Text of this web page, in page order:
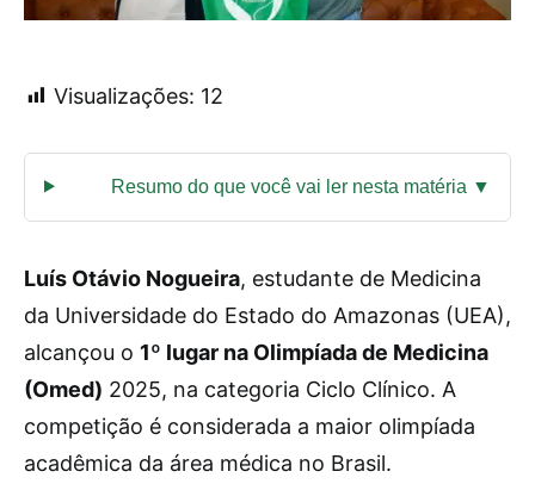
Visualizações: 12
Luís Otávio Nogueira, estudante de Medicina
da Universidade do Estado do Amazonas (UEA),
alcançou o 1º lugar na Olimpíada de Medicina
(Omed) 2025, na categoria Ciclo Clínico. A
competição é considerada a maior olimpíada
acadêmica da área médica no Brasil.